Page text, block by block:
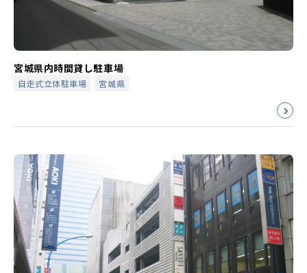
宮城県内時間貸し駐車場
自走式立体駐車場 宮城県